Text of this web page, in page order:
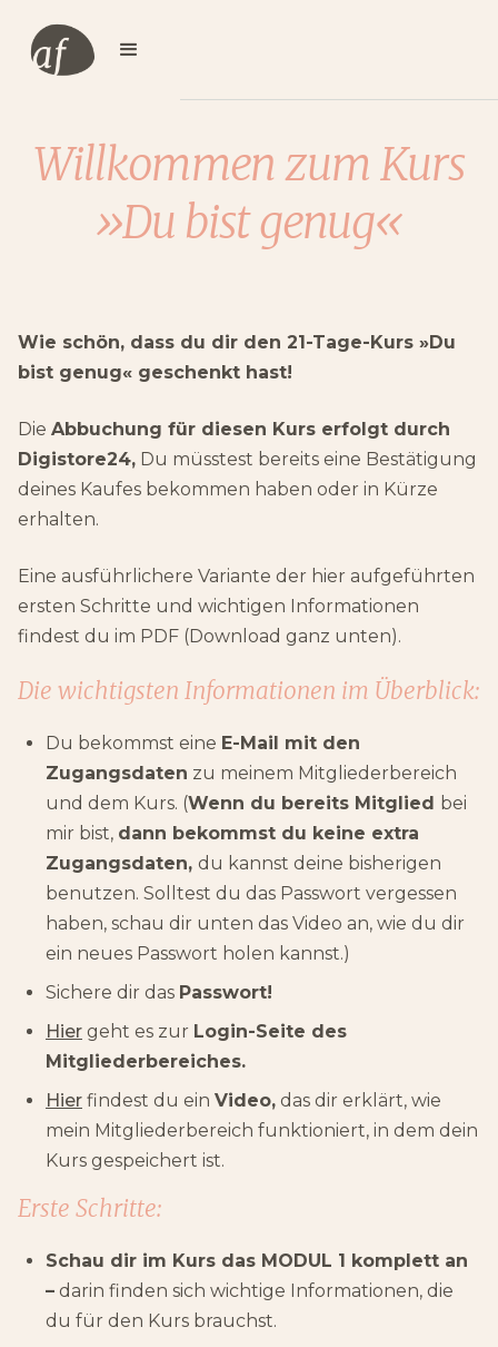
Willkommen zum Kurs
»Du bist genug«
Wie schön, dass du dir den 21-Tage-Kurs »Du
bist genug« geschenkt hast!
Die Abbuchung für diesen Kurs erfolgt durch
Digistore24, Du müsstest bereits eine Bestätigung
deines Kaufes bekommen haben oder in Kürze
erhalten.
Eine ausführlichere Variante der hier aufgeführten
ersten Schritte und wichtigen Informationen
findest du im PDF (Download ganz unten).
Die wichtigsten Informationen im Überblick:
Du bekommst eine E-Mail mit den
Zugangsdaten zu meinem Mitgliederbereich
und dem Kurs. (Wenn du bereits Mitglied bei
mir bist, dann bekommst du keine extra
Zugangsdaten, du kannst deine bisherigen
benutzen. Solltest du das Passwort vergessen
haben, schau dir unten das Video an, wie du dir
ein neues Passwort holen kannst.)
Sichere dir das Passwort!
Hier geht es zur Login-Seite des
Mitgliederbereiches.
Hier findest du ein Video, das dir erklärt, wie
mein Mitgliederbereich funktioniert, in dem dein
Kurs gespeichert ist.
Erste Schritte:
Schau dir im Kurs das MODUL 1 komplett an
– darin finden sich wichtige Informationen, die
du für den Kurs brauchst.